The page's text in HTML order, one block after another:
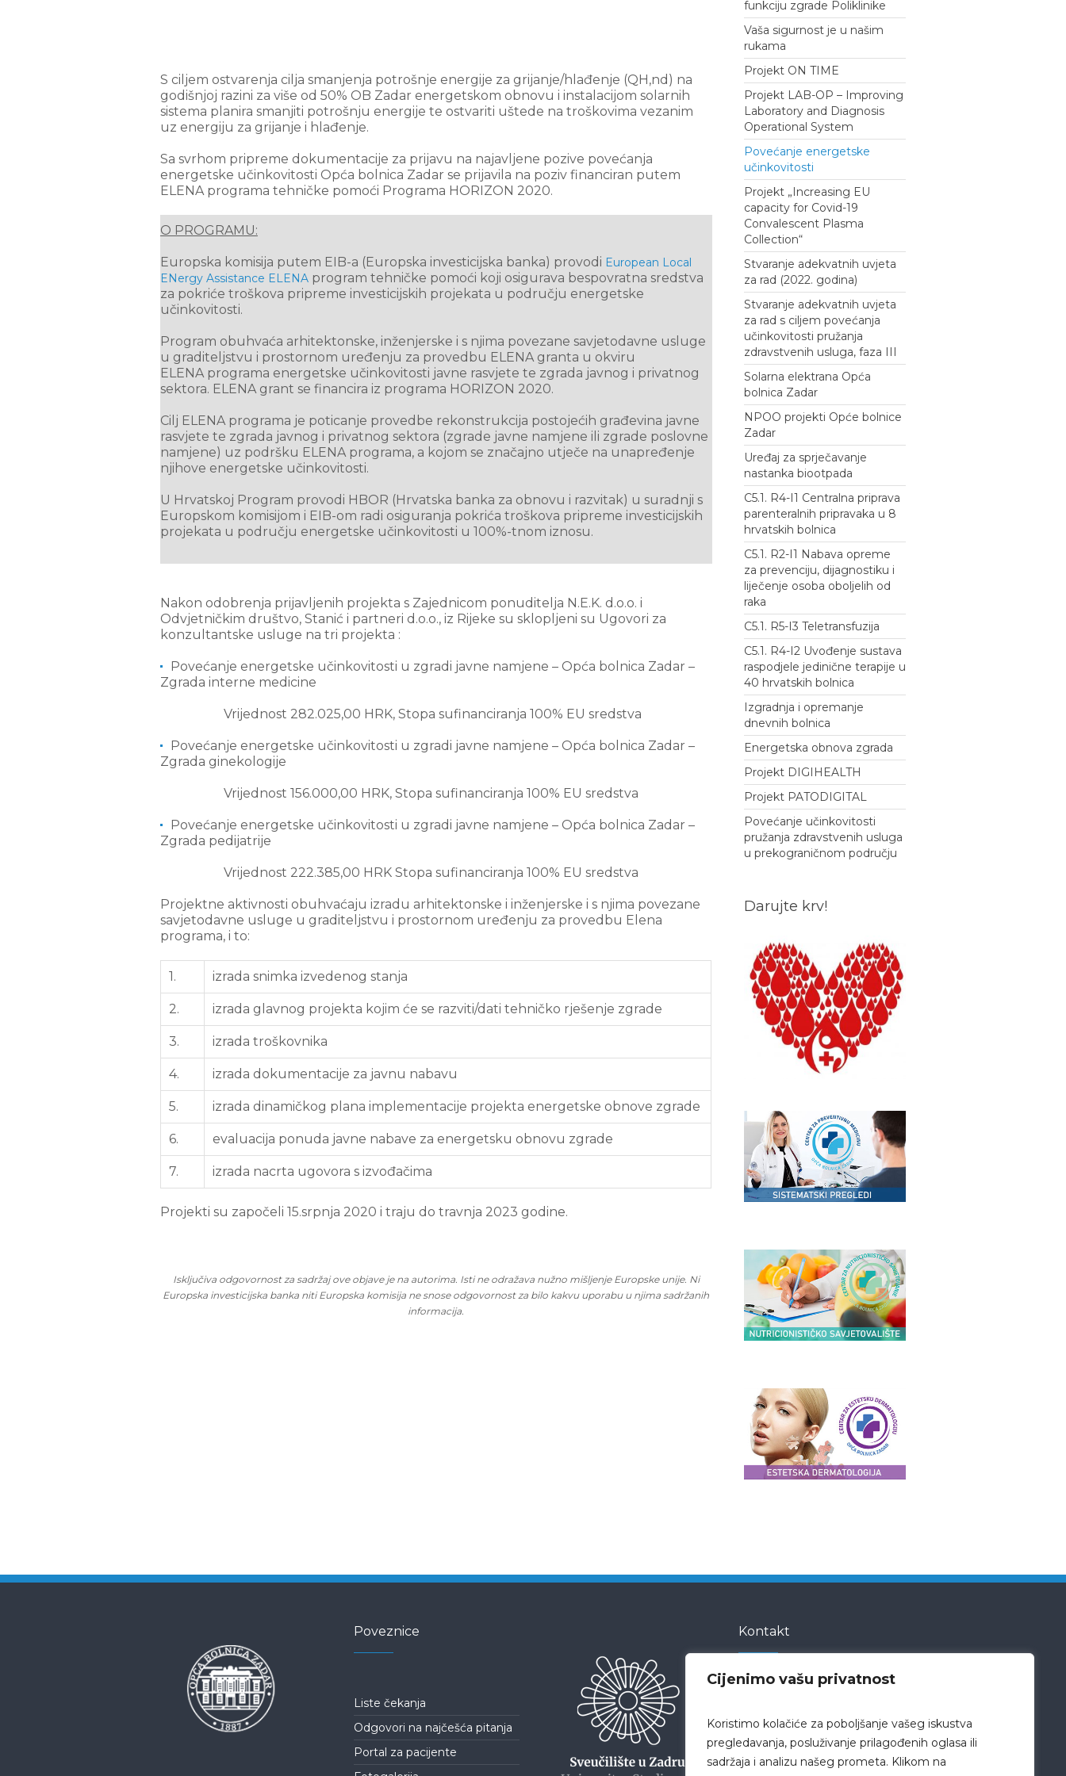
Cijenimo vašu privatnost
Koristimo kolačiće za poboljšanje vašeg iskustva
pregledavanja, posluživanje prilagođenih oglasa ili
sadržaja i analizu našeg prometa. Klikom na
S ciljem ostvarenja cilja smanjenja potrošnje energije za grijanje/hlađenje (QH,nd) na
godišnjoj razini za više od 50% OB Zadar energetskom obnovu i instalacijom solarnih
sistema planira smanjiti potrošnju energije te ostvariti uštede na troškovima vezanim
uz energiju za grijanje i hlađenje.
Sa svrhom pripreme dokumentacije za prijavu na najavljene pozive povećanja
energetske učinkovitosti Opća bolnica Zadar se prijavila na poziv financiran putem
ELENA programa tehničke pomoći Programa HORIZON 2020.
O PROGRAMU:
Europska komisija putem EIB-a (Europska investicijska banka) provodi European Local
ENergy Assistance ELENAprogram tehničke pomoći koji osigurava bespovratna sredstva
za pokriće troškova pripreme investicijskih projekata u području energetske
učinkovitosti.
Program obuhvaća arhitektonske, inženjerske i s njima povezane savjetodavne usluge
u graditeljstvu i prostornom uređenju za provedbu ELENA granta u okviru
ELENA programa energetske učinkovitosti javne rasvjete te zgrada javnog i privatnog
sektora. ELENA grant se financira iz programa HORIZON 2020.
Cilj ELENA programa je poticanje provedbe rekonstrukcija postojećih građevina javne
rasvjete te zgrada javnog i privatnog sektora (zgrade javne namjene ili zgrade poslovne
namjene) uz podršku ELENA programa, a kojom se značajno utječe na unapređenje
njihove energetske učinkovitosti.
U Hrvatskoj Program provodi HBOR (Hrvatska banka za obnovu i razvitak) u suradnji s
Europskom komisijom i EIB-om radi osiguranja pokrića troškova pripreme investicijskih
projekata u području energetske učinkovitosti u 100%-tnom iznosu.
Nakon odobrenja prijavljenih projekta s Zajednicom ponuditelja N.E.K. d.o.o. i
Odvjetničkim društvo, Stanić i partneri d.o.o., iz Rijeke su sklopljeni su Ugovori za
konzultantske usluge na tri projekta :
Povećanje energetske učinkovitosti u zgradi javne namjene – Opća bolnica Zadar –
Zgrada interne medicine
Vrijednost 282.025,00 HRK, Stopa sufinanciranja 100% EU sredstva
Povećanje energetske učinkovitosti u zgradi javne namjene – Opća bolnica Zadar –
Zgrada ginekologije
Vrijednost 156.000,00 HRK, Stopa sufinanciranja 100% EU sredstva
Povećanje energetske učinkovitosti u zgradi javne namjene – Opća bolnica Zadar –
Zgrada pedijatrije
Vrijednost 222.385,00 HRK Stopa sufinanciranja 100% EU sredstva
Projektne aktivnosti obuhvaćaju izradu arhitektonske i inženjerske i s njima povezane
savjetodavne usluge u graditeljstvu i prostornom uređenju za provedbu Elena
programa, i to:
1. izrada snimka izvedenog stanja
2. izrada glavnog projekta kojim će se razviti/dati tehničko rješenje zgrade
3. izrada troškovnika
4. izrada dokumentacije za javnu nabavu
5. izrada dinamičkog plana implementacije projekta energetske obnove zgrade
6. evaluacija ponuda javne nabave za energetsku obnovu zgrade
7. izrada nacrta ugovora s izvođačima
Projekti su započeli 15.srpnja 2020 i traju do travnja 2023 godine.
Isključiva odgovornost za sadržaj ove objave je na autorima. Isti ne odražava nužno mišljenje Europske unije. Ni
Europska investicijska banka niti Europska komisija ne snose odgovornost za bilo kakvu uporabu u njima sadržanih
informacija.
funkciju zgrade Poliklinike
Vaša sigurnost je u našim
rukama
Projekt ON TIME
Projekt LAB-OP – Improving
Laboratory and Diagnosis
Operational System
Povećanje energetske
učinkovitosti
Projekt „Increasing EU
capacity for Covid-19
Convalescent Plasma
Collection“
Stvaranje adekvatnih uvjeta
za rad (2022. godina)
Stvaranje adekvatnih uvjeta
za rad s ciljem povećanja
učinkovitosti pružanja
zdravstvenih usluga, faza III
Solarna elektrana Opća
bolnica Zadar
NPOO projekti Opće bolnice
Zadar
Uređaj za sprječavanje
nastanka biootpada
C5.1. R4-I1 Centralna priprava
parenteralnih pripravaka u 8
hrvatskih bolnica
C5.1. R2-I1 Nabava opreme
za prevenciju, dijagnostiku i
liječenje osoba oboljelih od
raka
C5.1. R5-I3 Teletransfuzija
C5.1. R4-I2 Uvođenje sustava
raspodjele jedinične terapije u
40 hrvatskih bolnica
Izgradnja i opremanje
dnevnih bolnica
Energetska obnova zgrada
Projekt DIGIHEALTH
Projekt PATODIGITAL
Povećanje učinkovitosti
pružanja zdravstvenih usluga
u prekograničnom području
Darujte krv!
Poveznice
Liste čekanja
Odgovori na najčešća pitanja
Portal za pacijente
Kontakt
Hrvatska
pisarnica@bolnica-zadar.hr